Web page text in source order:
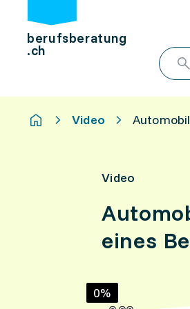
berufsberatung
.ch
Video
Video
eines
0%